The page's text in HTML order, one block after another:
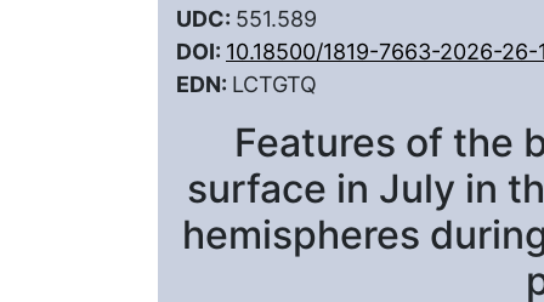
UDC: 551.589
DOI: 10.18500/1819-7663-2026-
EDN: LCTGTQ
Features of the
surface in July in
hemispheres